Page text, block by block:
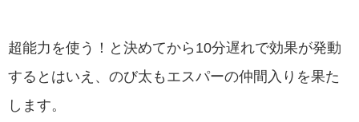
超能力を使う！と決めてから10分遅れで効果が発動
するとはいえ、のび太もエスパーの仲間入りを果た
します。